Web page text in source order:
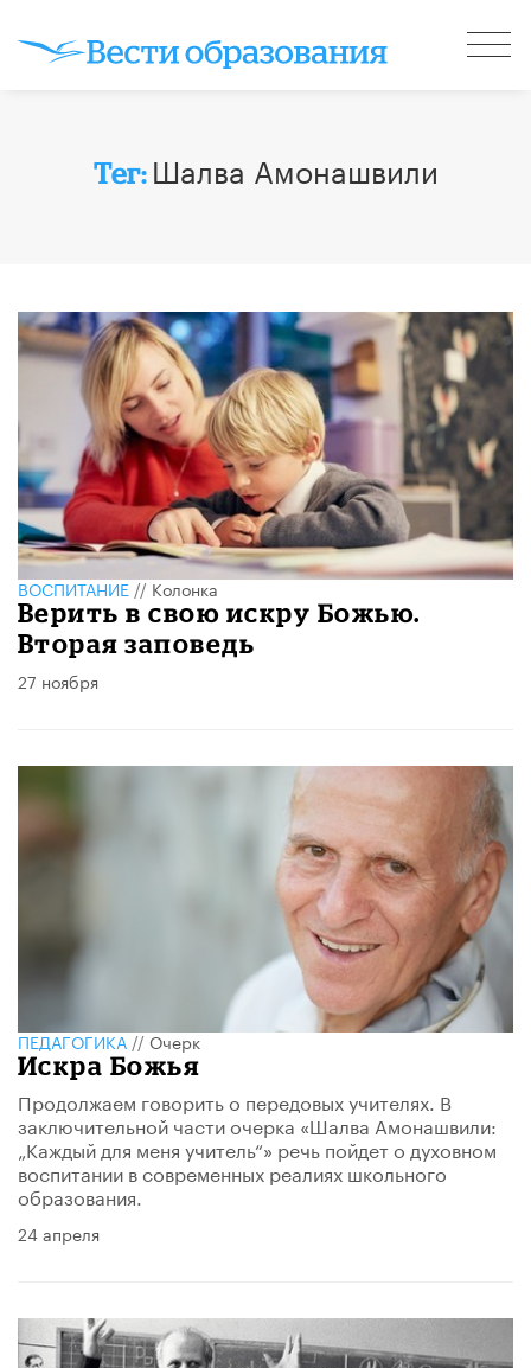
Тег: Шалва Амонашвили
ВОСПИТАНИЕ//Колонка
Верить в свою искру Божью.
Вторая заповедь
27 ноября
ПЕДАГОГИКА//Очерк
Искра Божья
Продолжаем говорить о передовых учителях. В
заключительной части очерка «Шалва Амонашвили:
„Каждый для меня учитель“» речь пойдет о духовном
воспитании в современных реалиях школьного
образования.
24 апреля